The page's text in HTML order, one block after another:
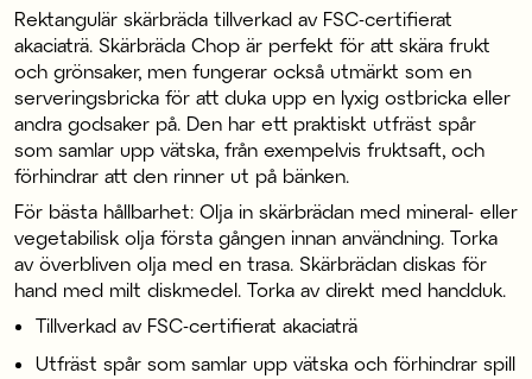
Rektangulär skärbräda tillverkad av FSC-certifierat
akaciaträ. Skärbräda Chop är perfekt för att skära frukt
och grönsaker, men fungerar också utmärkt som en
serveringsbricka för att duka upp en lyxig ostbricka eller
andra godsaker på. Den har ett praktiskt utfräst spår
som samlar upp vätska, från exempelvis fruktsaft, och
förhindrar att den rinner ut på bänken.
För bästa hållbarhet: Olja in skärbrädan med mineral- eller
vegetabilisk olja första gången innan användning. Torka
av överbliven olja med en trasa. Skärbrädan diskas för
hand med milt diskmedel. Torka av direkt med handduk.
Tillverkad av FSC-certifierat akaciaträ
Utfräst spår som samlar upp vätska och förhindrar spill